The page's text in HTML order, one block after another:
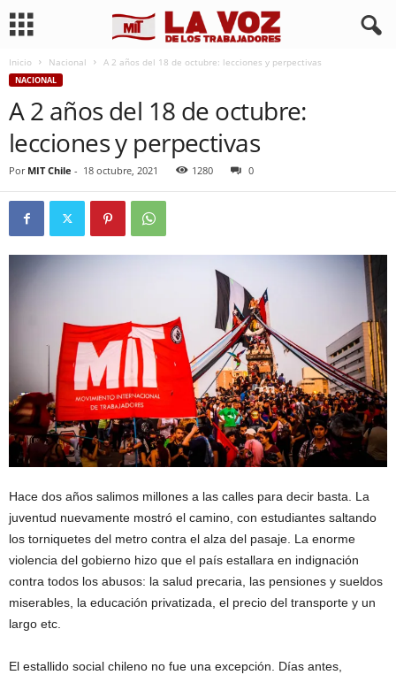
Inicio Nacional A 2 años del 18 de octubre: lecciones y perpectivas
NACIONAL
A 2 años del 18 de octubre:
lecciones y perpectivas
Por MIT Chile - 18 octubre, 2021 1280 0
Hace dos años salimos millones a las calles para decir basta. La
juventud nuevamente mostró el camino, con estudiantes saltando
los torniquetes del metro contra el alza del pasaje. La enorme
violencia del gobierno hizo que el país estallara en indignación
contra todos los abusos: la salud precaria, las pensiones y sueldos
miserables, la educación privatizada, el precio del transporte y un
largo etc.
El estallido social chileno no fue una excepción. Días antes,